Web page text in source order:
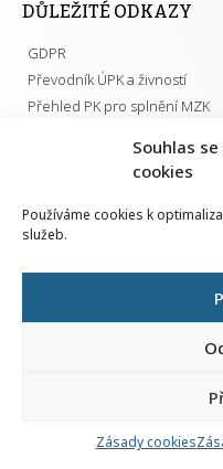
Souhlas
cookies
Používáme cookies k
služeb.
Zásady cookies
DŮLEŽITÉ ODKAZY
GDPR
Převodník ÚPK a živností
Přehled PK pro splnění MZK